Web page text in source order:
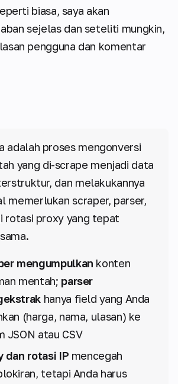
biasa, saya akan
sejelas dan seteliti mungkin,
pengguna dan komentar
adalah proses mengonversi
yang di-scrape menjadi data
dan melakukannya
memerlukan scraper, parser,
rotasi proxy yang tepat
mengumpulkan konten
mentah; parser
hanya field yang Anda
(harga, nama, ulasan) ke
JSON atau CSV
dan rotasi IP mencegah
tetapi Anda harus